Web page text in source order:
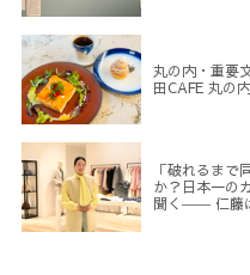
丸の内・重要
田CAFE 丸の
「破れるまで
か？日本一の
聞く―― 仁藤